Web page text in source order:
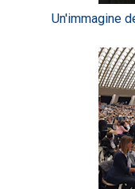
Un'immagine